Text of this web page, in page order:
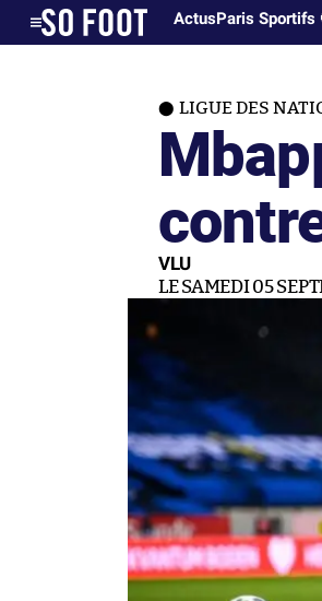
ActusParis Sportifs
LIGUE DES
VLU
LE SAMEDI 05